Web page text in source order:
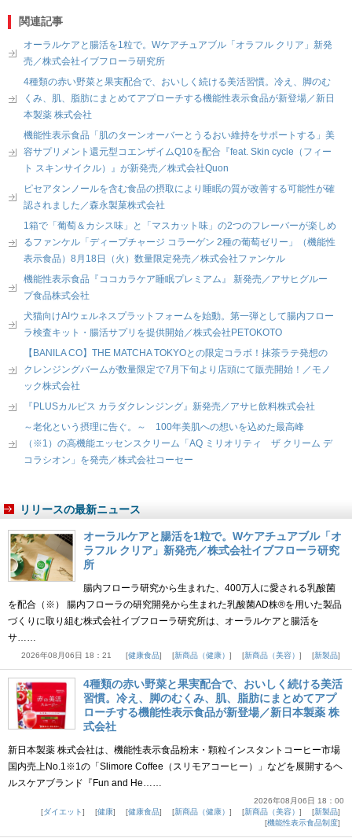
関連記事
オーラルケアと腸活を1粒で。Wケアチュアブル「オラフル クリア」新発
売／株式会社イブフローラ研究所
4種類の赤い野菜と果実配合で、おいしく続ける美活習慣。冷え、脚のむ
くみ、肌、脂肪にまとめてアプローチする機能性表示食品が新登場／新日
本製薬 株式会社
機能性表示食品「肌のターンオーバーとうるおい維持をサポートする」美
容サプリメント還元型コエンザイムQ10を配合『feat. Skin cycle（フィー
ト スキンサイクル）』が新発売／株式会社Quon
ピセアタンノールを含む食品の摂取により睡眠の質が改善する可能性が確
認されました／森永製菓株式会社
1箱で「葡萄＆カシス味」と「マスカット味」の2つのフレーバーが楽しめ
るファンケル「ディープチャージ コラーゲン 2種の葡萄ゼリー」（機能性
表示食品）8月18日（火）数量限定発売／株式会社ファンケル
機能性表示食品『ココカラケア睡眠プレミアム』 新発売／アサヒグルー
プ食品株式会社
犬猫向けAIウェルネスプラットフォームを始動。第一弾として腸内フロー
ラ検査キット・腸活サプリを提供開始／株式会社PETOKOTO
【BANILA CO】THE MATCHA TOKYOとの限定コラボ！抹茶ラテ発想の
クレンジングバームが数量限定で7月下旬より店頭にて販売開始！／モノ
ック株式会社
『PLUSカルピス カラダクレンジング』新発売／アサヒ飲料株式会社
～老化という摂理に告ぐ。～ 100年美肌への想いを込めた最高峰
（※1）の高機能エッセンスクリーム「AQ ミリオリティ ザ クリーム デ
コラシオン」を発売／株式会社コーセー
リリースの最新ニュース
オーラルケアと腸活を1粒で。Wケアチュアブル「オ
ラフル クリア」新発売／株式会社イブフローラ研究
所
腸内フローラ研究から生まれた、400万人に愛される乳酸菌
を配合（※） 腸内フローラの研究開発から生まれた乳酸菌AD株®を用いた製品
づくりに取り組む株式会社イブフローラ研究所は、オーラルケアと腸活を
サ……
2026年08月06日 18：21 健康食品 新商品（健康） 新商品（美容） 新製品
4種類の赤い野菜と果実配合で、おいしく続ける美活
習慣。冷え、脚のむくみ、肌、脂肪にまとめてアプ
ローチする機能性表示食品が新登場／新日本製薬 株
式会社
新日本製薬 株式会社は、機能性表示食品粉末・顆粒インスタントコーヒー市場
国内売上No.1※1の「Slimore Coffee（スリモアコーヒー）」などを展開するヘ
ルスケアブランド『Fun and He……
2026年08月06日 18：00
ダイエット
健康 健康食品 新商品（健康） 新商品（美容）
新製品
機能性表示食品制度